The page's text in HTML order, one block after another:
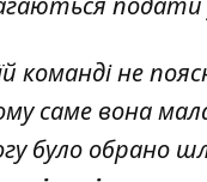
команді не
саме вона
було обрано